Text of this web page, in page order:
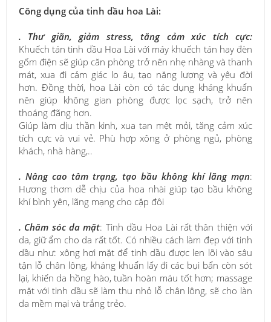
Công dụng của tinh dầu hoa Lài:
. Thư giãn, giảm stress, tăng cảm xúc tích cực:
Khuếch tán tinh dầu Hoa Lài với máy khuếch tán hay đèn
gốm điện sẽ giúp căn phòng trở nên nhẹ nhàng và thanh
mát, xua đi cảm giác lo âu, tạo năng lượng và yêu đời
hơn. Đồng thời, hoa Lài còn có tác dụng kháng khuẩn
nên giúp không gian phòng được lọc sạch, trở nên
thoáng đãng hơn.
Giúp làm dịu thần kinh, xua tan mệt mỏi, tăng cảm xúc
tích cực và vui vẻ. Phù hợp xông ở phòng ngủ, phòng
khách, nhà hàng,..
. Nâng cao tâm trạng, tạo bầu không khí lãng mạn:
Hương thơm dễ chịu của hoa nhài giúp tạo bầu không
khí bình yên, lãng mạng cho cặp đôi
. Chăm sóc da mặt: Tinh dầu Hoa Lài rất thân thiện với
da, giữ ẩm cho da rất tốt. Có nhiều cách làm đẹp với tinh
dầu như: xông hơi mặt để tinh dầu được len lõi vào sâu
tận lỗ chân lông, kháng khuẩn lấy đi các bụi bẩn còn sót
lại, khiến da hồng hào, tuần hoàn máu tốt hơn; massage
mặt với tinh dầu sẽ làm thu nhỏ lỗ chân lông, sẽ cho làn
da mềm mại và trắng trẻo.